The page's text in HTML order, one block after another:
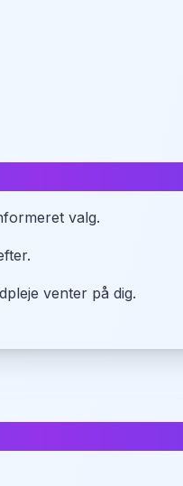
valg.
venter på dig.